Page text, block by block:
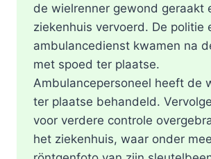
de wielrenner gewond geraakt
ziekenhuis vervoerd. De politie
ambulancedienst kwamen na
met spoed ter plaatse.
Ambulancepersoneel heeft de
ter plaatse behandeld.
voor verdere controle
het ziekenhuis, waar onder